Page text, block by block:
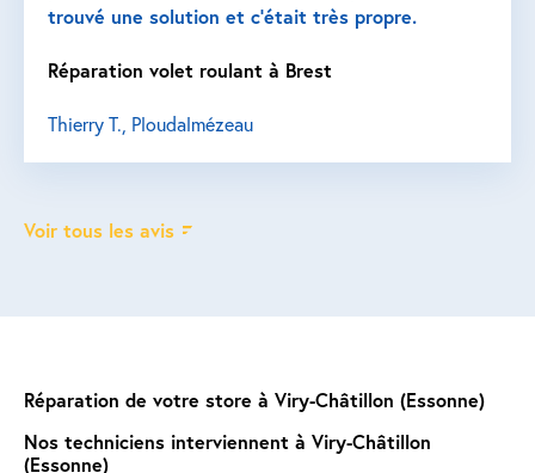
Réparation de votre store à Viry-Châtillon (Essonne)
Nos techniciens interviennent à Viry-Châtillon
(Essonne)
trouvé une solution et c’était très propre.
Réparation volet roulant à Brest
Thierry T., Ploudalmézeau
Voir tous les avis